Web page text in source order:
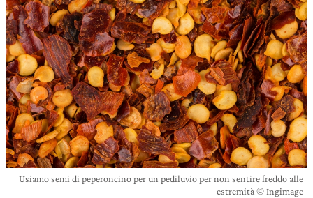
Usiamo semi di peperoncino per un pediluvio per non sentire freddo alle
estremità © Ingimage